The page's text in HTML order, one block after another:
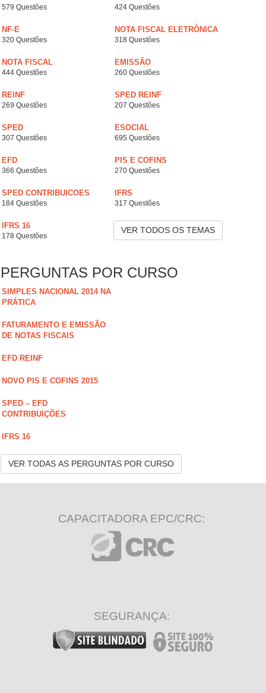
579 Questões 424 Questões
NF-E
320 Questões
NOTA FISCAL ELETRÔNICA
318 Questões
NOTA FISCAL
444 Questões
EMISSÃO
260 Questões
REINF
269 Questões
SPED REINF
207 Questões
SPED
307 Questões
ESOCIAL
695 Questões
EFD
366 Questões
PIS E COFINS
270 Questões
SPED CONTRIBUICOES
184 Questões
IFRS
317 Questões
IFRS 16
178 Questões
VER TODOS OS TEMAS
PERGUNTAS POR CURSO
SIMPLES NACIONAL 2014 NA
PRÁTICA
FATURAMENTO E EMISSÃO
DE NOTAS FISCAIS
EFD REINF
NOVO PIS E COFINS 2015
SPED – EFD
CONTRIBUIÇÕES
IFRS 16
VER TODAS AS PERGUNTAS POR CURSO
CAPACITADORA EPC/CRC:
SEGURANÇA: